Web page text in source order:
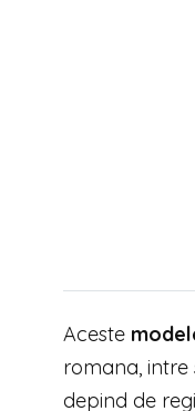
Aceste
romana, intre
depind de